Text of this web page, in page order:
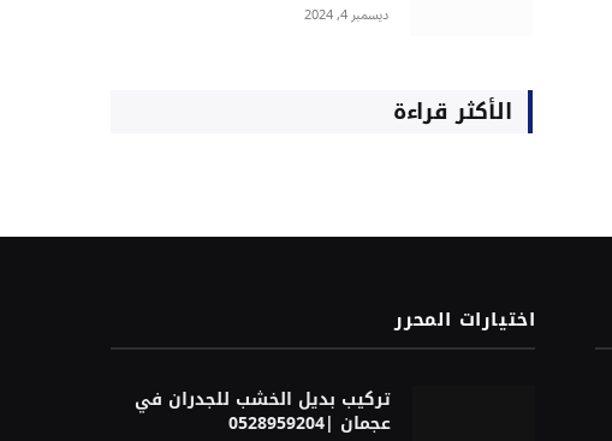
ديسمبر 4, 2024
الأكثر قراءة
اختيارات المحرر
تركيب بديل الخشب للجدران في
عجمان |0528959204